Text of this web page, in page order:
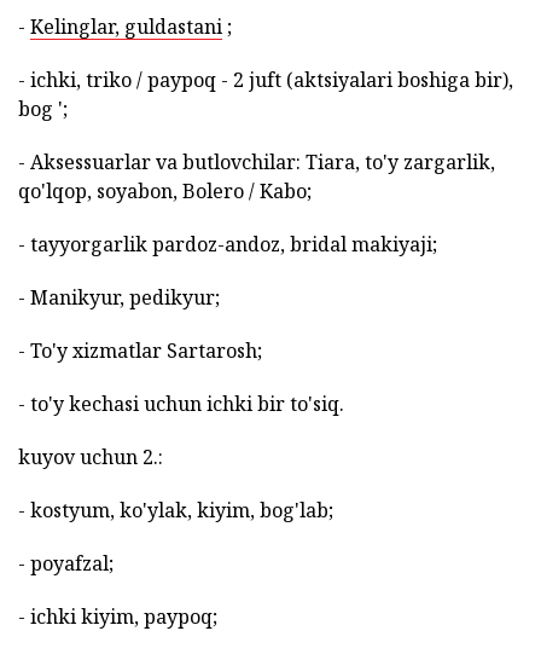
- Kelinglar, guldastani ;
- ichki, triko / paypoq - 2 juft (aktsiyalari boshiga bir),
bog ';
- Aksessuarlar va butlovchilar: Tiara, to'y zargarlik,
qo'lqop, soyabon, Bolero / Kabo;
- tayyorgarlik pardoz-andoz, bridal makiyaji;
- Manikyur, pedikyur;
- To'y xizmatlar Sartarosh;
- to'y kechasi uchun ichki bir to'siq.
kuyov uchun 2.:
- kostyum, ko'ylak, kiyim, bog'lab;
- poyafzal;
- ichki kiyim, paypoq;